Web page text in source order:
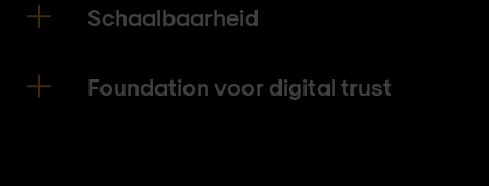
Schaalbaarheid
Foundation voor digital trust